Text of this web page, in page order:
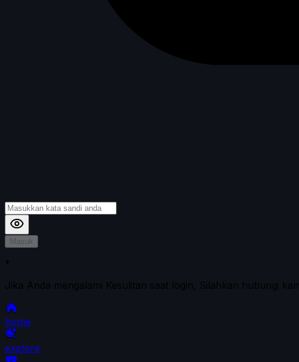
Masuk
*
Jika Anda mengalami Kesulitan saat login, Silahkan hubungi
home
explore